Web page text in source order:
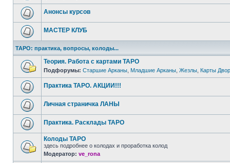
Анонсы курсов
МАСТЕР КЛУБ
ТАРО: практика, вопросы, колоды...
Теория. Работа с картами ТАРО
Подфорумы: Старшие Арканы Младшие Арканы Жезлы Карты
Практика ТАРО. АКЦИИ!!!
Личная страничка ЛАНЫ
Практика. Расклады ТАРО
Колоды ТАРО
здесь подробнее о колодах и проработка колод
Модератор: ve_rona